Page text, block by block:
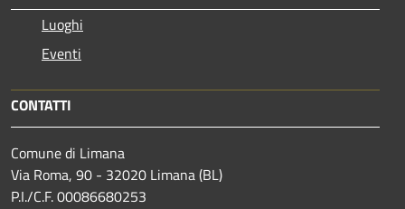
Luoghi
Eventi
CONTATTI
Comune di Limana
Via Roma, 90 - 32020 Limana (BL)
P.I./C.F. 00086680253